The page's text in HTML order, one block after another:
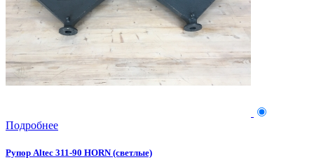
Подробнее
Рупор Altec 311-90 HORN (светлые)